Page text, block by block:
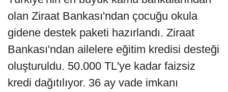
olan Ziraat Bankası'ndan çocuğu okula
gidene destek paketi hazırlandı. Ziraat
Bankası'ndan ailelere eğitim kredisi desteği
oluşturuldu. 50.000 TL'ye kadar faizsiz
kredi dağıtılıyor. 36 ay vade imkanı